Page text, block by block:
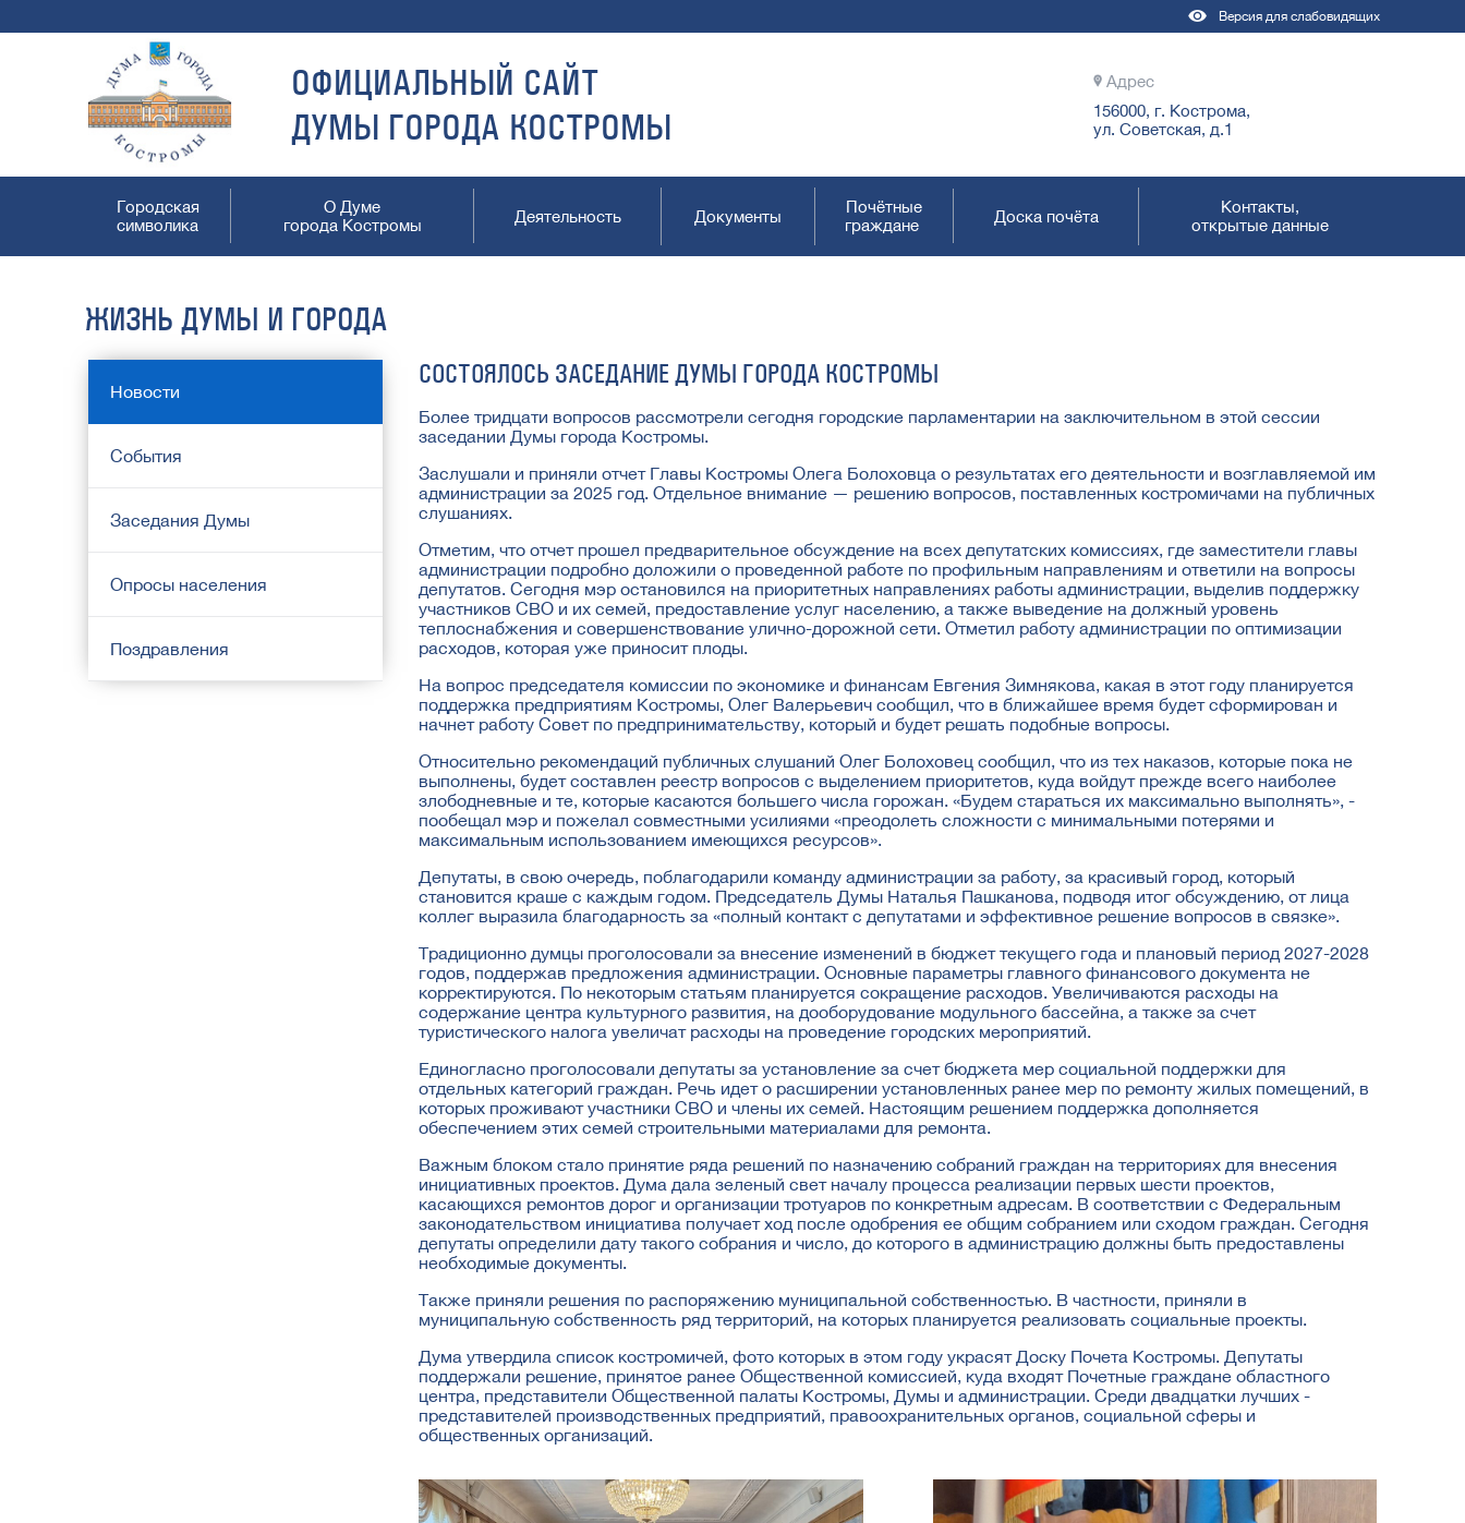
Версия для слабовидящих
ОФИЦИАЛЬНЫЙ САЙТ
ДУМЫ ГОРОДА КОСТРОМЫ
Адрес
156000, г. Кострома,
ул. Советская, д.1
Городская
символика
О Думе
города Костромы
Деятельность Документы
Почётные
граждане
Доска почёта
Контакты,
открытые данные
ЖИЗНЬ ДУМЫ И ГОРОДА
Новости
События
Заседания Думы
Опросы населения
Поздравления
СОСТОЯЛОСЬ ЗАСЕДАНИЕ ДУМЫ ГОРОДА КОСТРОМЫ
Более тридцати вопросов рассмотрели сегодня городские парламентарии на заключительном в этой сессии
заседании Думы города Костромы.
Заслушали и приняли отчет Главы Костромы Олега Болоховца о результатах его деятельности и возглавляемой им
администрации за 2025 год. Отдельное внимание — решению вопросов, поставленных костромичами на публичных
слушаниях.
Отметим, что отчет прошел предварительное обсуждение на всех депутатских комиссиях, где заместители главы
администрации подробно доложили о проведенной работе по профильным направлениям и ответили на вопросы
депутатов. Сегодня мэр остановился на приоритетных направлениях работы администрации, выделив поддержку
участников СВО и их семей, предоставление услуг населению, а также выведение на должный уровень
теплоснабжения и совершенствование улично-дорожной сети. Отметил работу администрации по оптимизации
расходов, которая уже приносит плоды.
На вопрос председателя комиссии по экономике и финансам Евгения Зимнякова, какая в этот году планируется
поддержка предприятиям Костромы, Олег Валерьевич сообщил, что в ближайшее время будет сформирован и
начнет работу Совет по предпринимательству, который и будет решать подобные вопросы.
Относительно рекомендаций публичных слушаний Олег Болоховец сообщил, что из тех наказов, которые пока не
выполнены, будет составлен реестр вопросов с выделением приоритетов, куда войдут прежде всего наиболее
злободневные и те, которые касаются большего числа горожан. «Будем стараться их максимально выполнять», -
пообещал мэр и пожелал совместными усилиями «преодолеть сложности с минимальными потерями и
максимальным использованием имеющихся ресурсов».
Депутаты, в свою очередь, поблагодарили команду администрации за работу, за красивый город, который
становится краше с каждым годом. Председатель Думы Наталья Пашканова, подводя итог обсуждению, от лица
коллег выразила благодарность за «полный контакт с депутатами и эффективное решение вопросов в связке».
Традиционно думцы проголосовали за внесение изменений в бюджет текущего года и плановый период 2027-2028
годов, поддержав предложения администрации. Основные параметры главного финансового документа не
корректируются. По некоторым статьям планируется сокращение расходов. Увеличиваются расходы на
содержание центра культурного развития, на дооборудование модульного бассейна, а также за счет
туристического налога увеличат расходы на проведение городских мероприятий.
Единогласно проголосовали депутаты за установление за счет бюджета мер социальной поддержки для
отдельных категорий граждан. Речь идет о расширении установленных ранее мер по ремонту жилых помещений, в
которых проживают участники СВО и члены их семей. Настоящим решением поддержка дополняется
обеспечением этих семей строительными материалами для ремонта.
Важным блоком стало принятие ряда решений по назначению собраний граждан на территориях для внесения
инициативных проектов. Дума дала зеленый свет началу процесса реализации первых шести проектов,
касающихся ремонтов дорог и организации тротуаров по конкретным адресам. В соответствии с Федеральным
законодательством инициатива получает ход после одобрения ее общим собранием или сходом граждан. Сегодня
депутаты определили дату такого собрания и число, до которого в администрацию должны быть предоставлены
необходимые документы.
Также приняли решения по распоряжению муниципальной собственностью. В частности, приняли в
муниципальную собственность ряд территорий, на которых планируется реализовать социальные проекты.
Дума утвердила список костромичей, фото которых в этом году украсят Доску Почета Костромы. Депутаты
поддержали решение, принятое ранее Общественной комиссией, куда входят Почетные граждане областного
центра, представители Общественной палаты Костромы, Думы и администрации. Среди двадцатки лучших -
представителей производственных предприятий, правоохранительных органов, социальной сферы и
общественных организаций.